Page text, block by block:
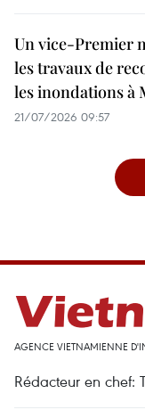
Un vice-Premier
les travaux de
les inondations à
21/07/2026 09:57
AGENCE VIETNAMIENNE
Rédacteur en chef: